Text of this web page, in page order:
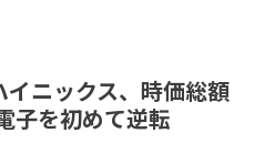
ニックス、時価総額
子を初めて逆転